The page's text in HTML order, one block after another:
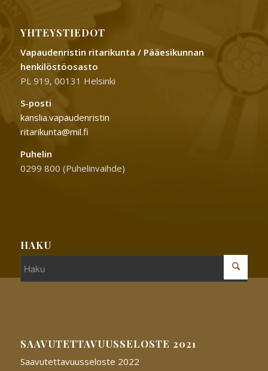
YHTEYSTIEDOT
Vapaudenristin ritarikunta / Pääesikunnan
henkilöstöosasto
PL 919, 00131 Helsinki
S-posti
kanslia.vapaudenristin
ritarikunta@mil.fi
Puhelin
0299 800 (Puhelinvaihde)
HAKU
SAAVUTETTAVUUSSELOSTE 2021
Saavutettavuusseloste 2022